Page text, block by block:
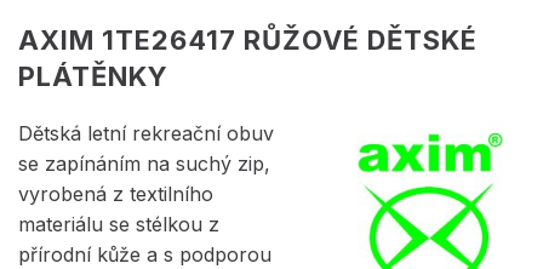
AXIM 1TE26417 RŮŽOVÉ DĚTSKÉ
PLÁTĚNKY
Dětská letní rekreační obuv
se zapínáním na suchý zip,
vyrobená z textilního
materiálu se stélkou z
přírodní kůže a s podporou